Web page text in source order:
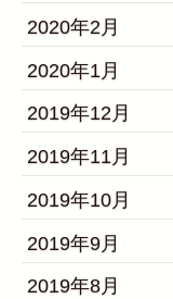
2020年2月
2020年1月
2019年12月
2019年11月
2019年10月
2019年9月
2019年8月